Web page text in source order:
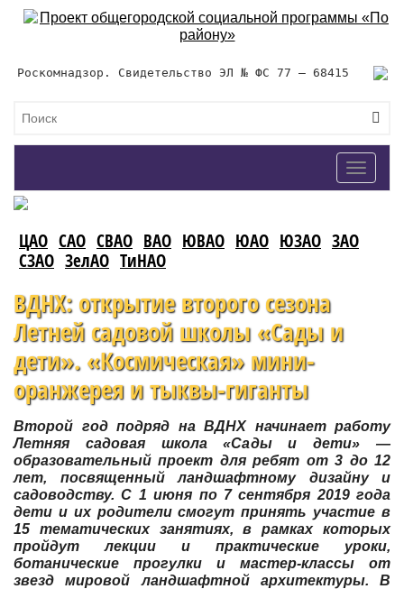
Роскомнадзор. Свидетельство ЭЛ № ФС 77 – 68415
Toggle
ЦАО САО СВАО ВАО ЮВАО ЮАО ЮЗАО ЗАО
СЗАО ЗелАО ТиНАО
ВДНХ: открытие второго сезона
Летней садовой школы «Сады и
дети». «Космическая» мини-
оранжерея и тыквы-гиганты
Второй год подряд на ВДНХ начинает работу
Летняя садовая школа «Сады и дети» —
образовательный проект для ребят от 3 до 12
лет, посвященный ландшафтному дизайну и
садоводству. С 1 июня по 7 сентября 2019 года
дети и их родители смогут принять участие в
15 тематических занятиях, в рамках которых
пройдут лекции и практические уроки,
ботанические прогулки и мастер-классы от
звезд мировой ландшафтной архитектуры. В